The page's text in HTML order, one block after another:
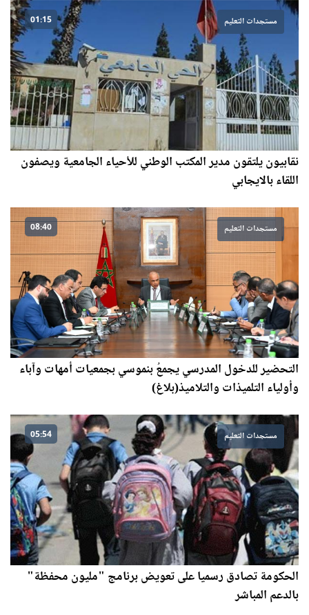
مستجدات التعليم 01:15
نقابيون يلتقون مدير المكتب الوطني للأحياء الجامعية ويصفون
اللقاء بالايجابي
مستجدات التعليم 08:40
التحضير للدخول المدرسي يجمعُ بنموسي بجمعيات أمهات وآباء
وأولياء التلميذات والتلاميذ(بلاغ)
مستجدات التعليم 05:54
الحكومة تصادق رسميا على تعويض برنامج "مليون محفظة"
بالدعم المباشر